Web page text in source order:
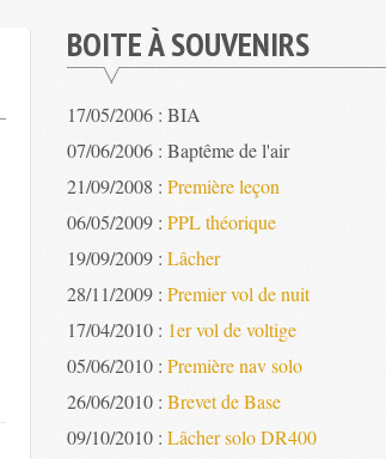
BOITE À SOUVENIRS
17/05/2006 : BIA
07/06/2006 : Baptême de l'air
21/09/2008 :Première leçon
06/05/2009 :PPL théorique
19/09/2009 :Lâcher
28/11/2009 :Premier vol de nuit
17/04/2010 : 1er vol de voltige
05/06/2010 :Première nav solo
26/06/2010 :Brevet de Base
09/10/2010 :Lâcher solo DR400